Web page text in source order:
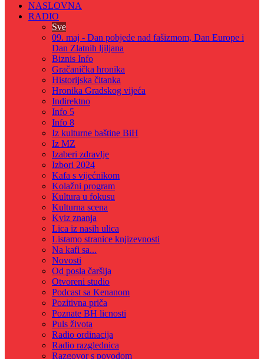
NASLOVNA
RADIO
Sve
09. maj - Dan pobjede nad fašizmom, Dan Europe i
Dan Zlatnih ljiljana
Biznis Info
Gračanička hronika
Historijska čitanka
Hronika Gradskog vijeća
Indirektno
Info 5
Info 8
Iz kulturne baštine BiH
Iz MZ
Izaberi zdravlje
Izbori 2024
Kafa s vijećnikom
Kolažni program
Kultura u fokusu
Kulturna scena
Kviz znanja
Lica iz nasih ulica
Listamo stranice knjizevnosti
Na kafi sa...
Novosti
Od posla čaršija
Otvoreni studio
Podcast sa Kenanom
Pozitivna priča
Poznate BH licnosti
Puls života
Radio ordinacija
Radio razglednica
Razgovor s povodom